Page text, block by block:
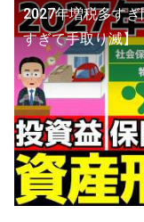
2027年増税多す
すぎて手取り滅】